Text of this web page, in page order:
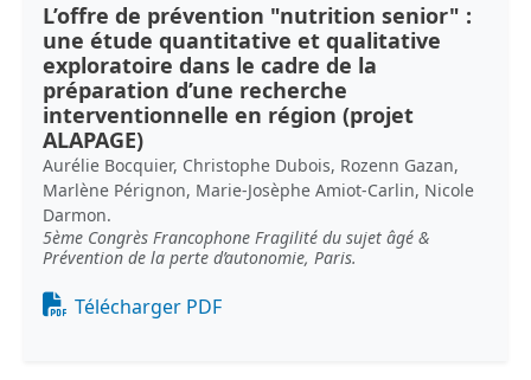
L’offre de prévention "nutrition senior" :
une étude quantitative et qualitative
exploratoire dans le cadre de la
préparation d’une recherche
interventionnelle en région (projet
ALAPAGE)
Aurélie Bocquier, Christophe Dubois, Rozenn Gazan,
Marlène Pérignon, Marie-Josèphe Amiot-Carlin, Nicole
Darmon.
5ème Congrès Francophone Fragilité du sujet âgé &
Prévention de la perte d’autonomie, Paris.
Document
Télécharger PDF